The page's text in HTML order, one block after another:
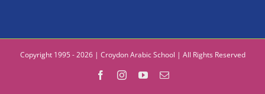
Copyright 1995 - 2026 | Croydon Arabic School | All Rights Reserved
FacebookInstagramYouTubeEmail